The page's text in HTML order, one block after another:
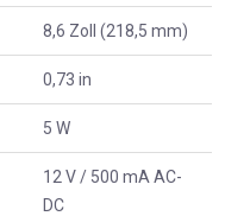
8,6 Zoll (218,5 mm)
0,73 in
5 W
12 V / 500 mA AC-
DC